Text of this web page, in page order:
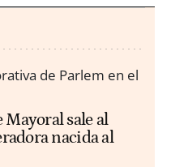
sale al
nacida al